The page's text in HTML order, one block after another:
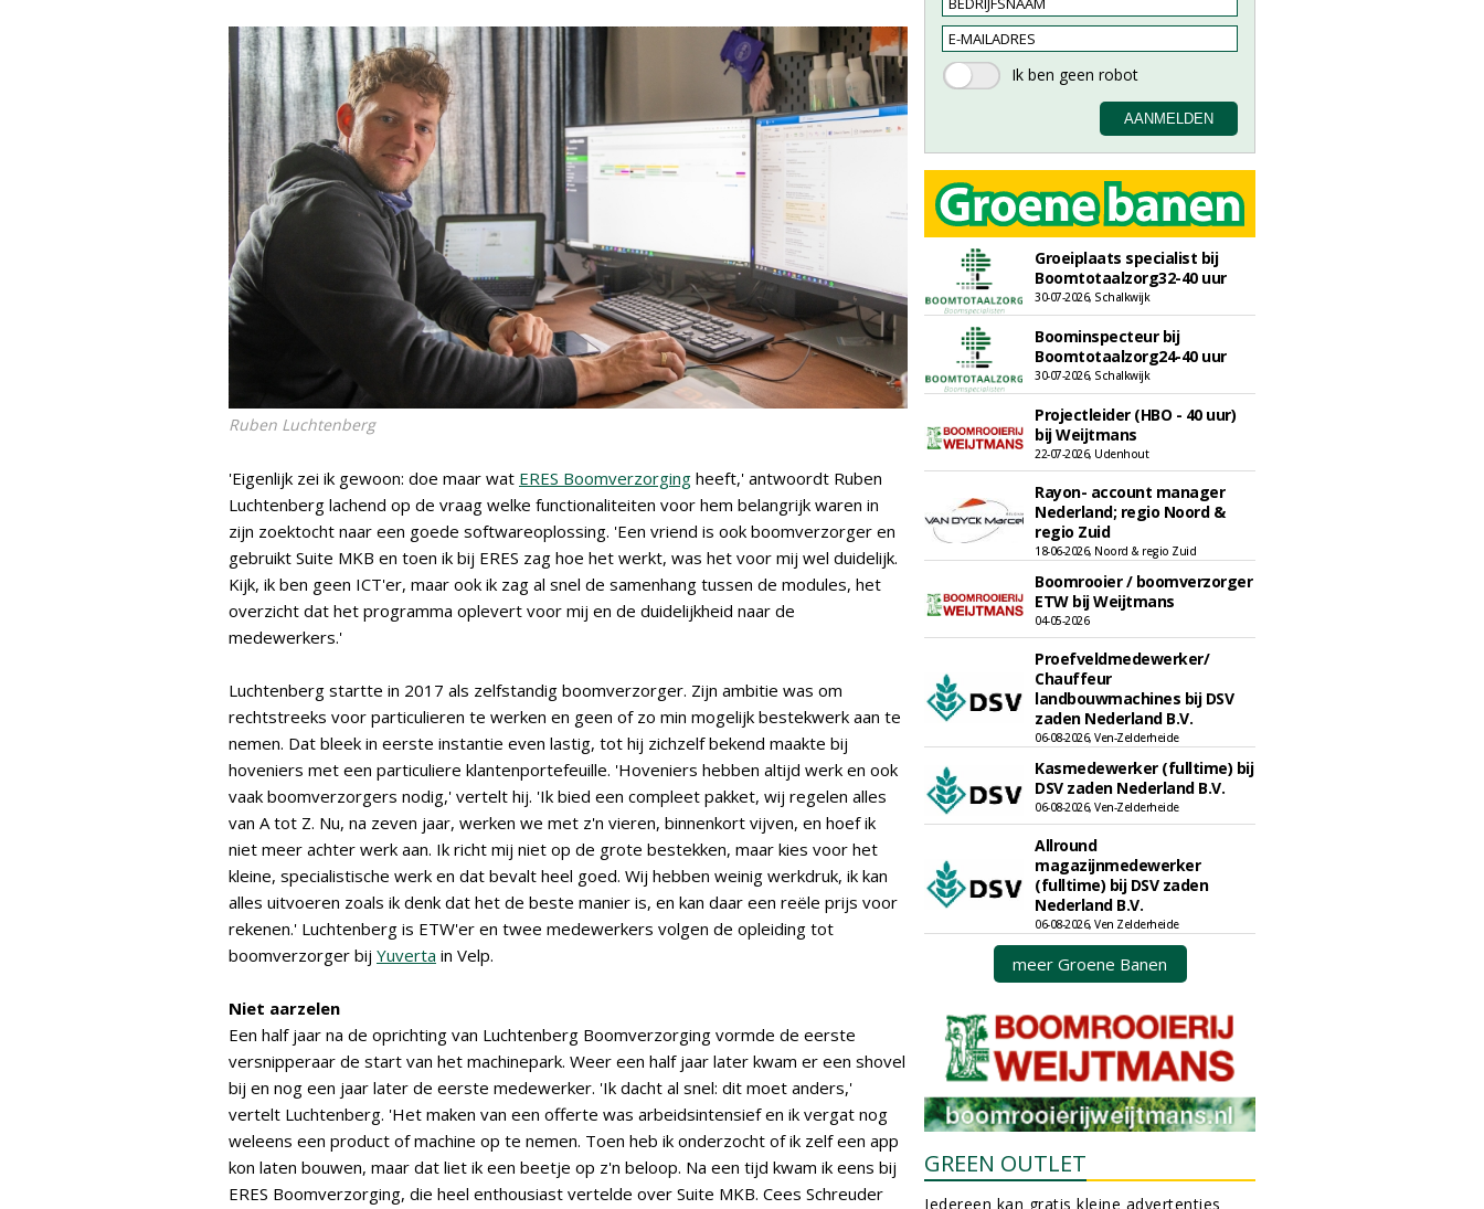
Ruben Luchtenberg
'Eigenlijk zei ik gewoon: doe maar wat ERES Boomverzorging heeft,' antwoordt Ruben
Luchtenberg lachend op de vraag welke functionaliteiten voor hem belangrijk waren in
zijn zoektocht naar een goede softwareoplossing. 'Een vriend is ook boomverzorger en
gebruikt Suite MKB en toen ik bij ERES zag hoe het werkt, was het voor mij wel duidelijk.
Kijk, ik ben geen ICT'er, maar ook ik zag al snel de samenhang tussen de modules, het
overzicht dat het programma oplevert voor mij en de duidelijkheid naar de
medewerkers.'
Luchtenberg startte in 2017 als zelfstandig boomverzorger. Zijn ambitie was om
rechtstreeks voor particulieren te werken en geen of zo min mogelijk bestekwerk aan te
nemen. Dat bleek in eerste instantie even lastig, tot hij zichzelf bekend maakte bij
hoveniers met een particuliere klantenportefeuille. 'Hoveniers hebben altijd werk en ook
vaak boomverzorgers nodig,' vertelt hij. 'Ik bied een compleet pakket, wij regelen alles
van A tot Z. Nu, na zeven jaar, werken we met z'n vieren, binnenkort vijven, en hoef ik
niet meer achter werk aan. Ik richt mij niet op de grote bestekken, maar kies voor het
kleine, specialistische werk en dat bevalt heel goed. Wij hebben weinig werkdruk, ik kan
alles uitvoeren zoals ik denk dat het de beste manier is, en kan daar een reële prijs voor
rekenen.' Luchtenberg is ETW'er en twee medewerkers volgen de opleiding tot
boomverzorger bij Yuverta in Velp.
Niet aarzelen
Een half jaar na de oprichting van Luchtenberg Boomverzorging vormde de eerste
versnipperaar de start van het machinepark. Weer een half jaar later kwam er een shovel
bij en nog een jaar later de eerste medewerker. 'Ik dacht al snel: dit moet anders,'
vertelt Luchtenberg. 'Het maken van een offerte was arbeidsintensief en ik vergat nog
weleens een product of machine op te nemen. Toen heb ik onderzocht of ik zelf een app
kon laten bouwen, maar dat liet ik een beetje op z'n beloop. Na een tijd kwam ik eens bij
ERES Boomverzorging, die heel enthousiast vertelde over Suite MKB. Cees Schreuder
Groeiplaats specialist bij
Boomtotaalzorg32-40 uur
30-07-2026, Schalkwijk
Boominspecteur bij
Boomtotaalzorg24-40 uur
30-07-2026, Schalkwijk
Projectleider (HBO - 40 uur)
bij Weijtmans
22-07-2026, Udenhout
Rayon- account manager
Nederland; regio Noord &
regio Zuid
18-06-2026, Noord & regio Zuid
Boomrooier / boomverzorger
ETW bij Weijtmans
04-05-2026
Proefveldmedewerker/
Chauffeur
landbouwmachines bij DSV
zaden Nederland B.V.
06-08-2026, Ven-Zelderheide
Kasmedewerker (fulltime) bij
DSV zaden Nederland B.V.
06-08-2026, Ven-Zelderheide
Allround
magazijnmedewerker
(fulltime) bij DSV zaden
Nederland B.V.
06-08-2026, Ven Zelderheide
meer Groene Banen
GREEN OUTLET
Iedereen kan gratis kleine advertenties